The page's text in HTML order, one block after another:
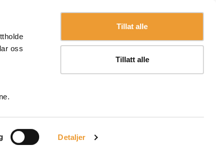
oss
Detaljer
Tillat alle
Tillatt alle